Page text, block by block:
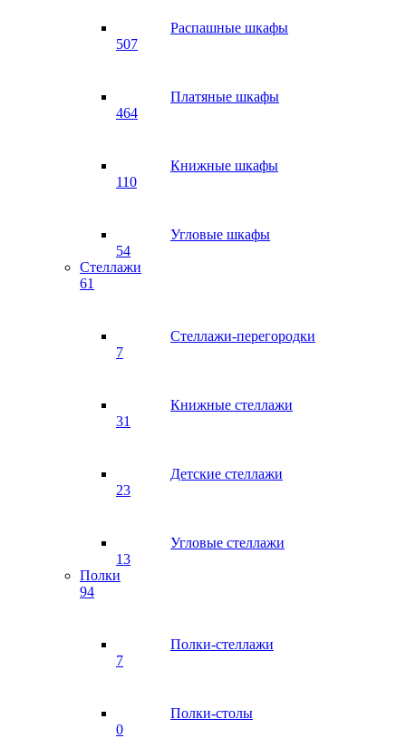
Распашные шкафы
507
Платяные шкафы
464
Книжные шкафы
110
Угловые шкафы
54
Стеллажи
61
Стеллажи-перегородки
7
Книжные стеллажи
31
Детские стеллажи
23
Угловые стеллажи
13
Полки
94
Полки-стеллажи
7
Полки-столы
0